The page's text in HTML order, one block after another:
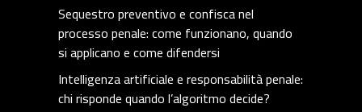
Sequestro preventivo e confisca nel
processo penale: come funzionano, quando
si applicano e come difendersi
Intelligenza artificiale e responsabilità penale:
chi risponde quando l’algoritmo decide?